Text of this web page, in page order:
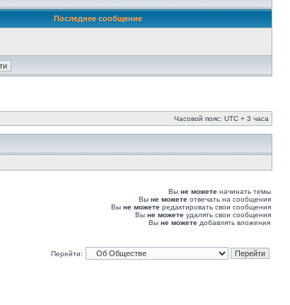
Последнее сообщение
Часовой пояс: UTC + 3 часа
Вы не можете начинать темы
Вы не можете отвечать на сообщения
Вы не можете редактировать свои сообщения
Вы не можете удалять свои сообщения
Вы не можете добавлять вложения
Перейти: